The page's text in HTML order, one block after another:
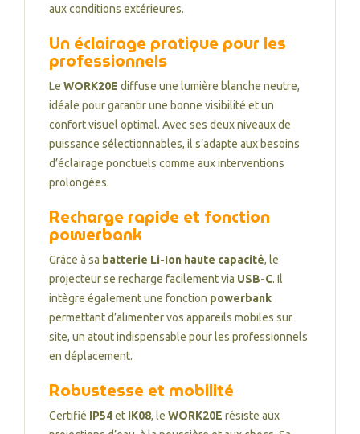
aux conditions extérieures.
Un éclairage pratique pour les
professionnels
Le WORK20E diffuse une lumière blanche neutre,
idéale pour garantir une bonne visibilité et un
confort visuel optimal. Avec ses deux niveaux de
puissance sélectionnables, il s’adapte aux besoins
d’éclairage ponctuels comme aux interventions
prolongées.
Recharge rapide et fonction
powerbank
Grâce à sa batterie Li-Ion haute capacité, le
projecteur se recharge facilement via USB-C. Il
intègre également une fonction powerbank
permettant d’alimenter vos appareils mobiles sur
site, un atout indispensable pour les professionnels
en déplacement.
Robustesse et mobilité
Certifié IP54et IK08, le WORK20E résiste aux